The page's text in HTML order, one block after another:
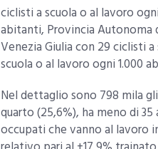
ciclisti a scuola o al lavoro
abitanti, Provincia Autonoma
Venezia Giulia con 29 ciclisti
scuola o al lavoro ogni 1.000
Nel dettaglio sono 798 mila
quarto (25,6%), ha meno di
occupati che vanno al lavoro